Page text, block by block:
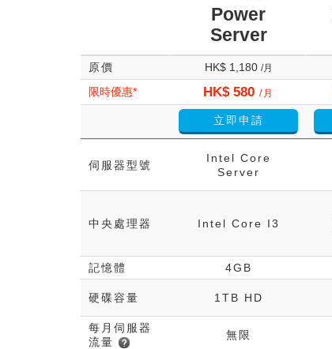
Power
Server
原價 HK$ 1,180 /月
限時優惠* HK$ 580 /月
立即申請
伺服器型號
Intel Core
Server
中央處理器 Intel Core I3
記憶體
4GB
硬碟容量 1TB HD
每月伺服器
流量
無限